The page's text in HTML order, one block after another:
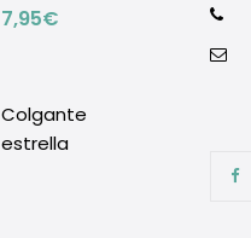
7,95€
Colgante
estrella